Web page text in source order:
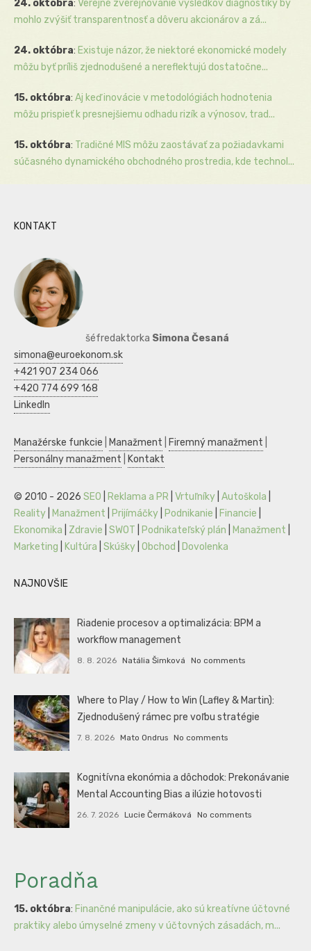
24. októbra: Verejné zverejňovanie výsledkov diagnostiky by
mohlo zvýšiť transparentnosť a dôveru akcionárov a zá...
24. októbra: Existuje názor, že niektoré ekonomické modely
môžu byť príliš zjednodušené a nereflektujú dostatočne...
15. októbra: Aj keď inovácie v metodológiách hodnotenia
môžu prispieť k presnejšiemu odhadu rizík a výnosov, trad...
15. októbra: Tradičné MIS môžu zaostávať za požiadavkami
súčasného dynamického obchodného prostredia, kde technol...
KONTAKT
šéfredaktorka Simona Česaná
simona@euroekonom.sk
+421 907 234 066
+420 774 699 168
LinkedIn
Manažérske funkcie Manažment Firemný manažment
Personálny manažment
Kontakt
© 2010 - 2026 SEO Reklama a PR Vrtuľníky Autoškola
Reality
Manažment Prijímáčky Podnikanie Financie
Ekonomika
Zdravie SWOT Podnikateľský plán Manažment
Marketing
Kultúra Skúšky Obchod Dovolenka
NAJNOVŠIE
Riadenie procesov a optimalizácia: BPM a
workflow management
8. 8. 2026 Natália Šimková No comments
Where to Play / How to Win (Lafley & Martin):
Zjednodušený rámec pre voľbu stratégie
7. 8. 2026 Mato Ondrus No comments
Kognitívna ekonómia a dôchodok: Prekonávanie
Mental Accounting Bias a ilúzie hotovosti
26. 7. 2026 Lucie Čermáková No comments
Poradňa
15. októbra: Finančné manipulácie, ako sú kreatívne účtovné
praktiky alebo úmyselné zmeny v účtovných zásadách, m...